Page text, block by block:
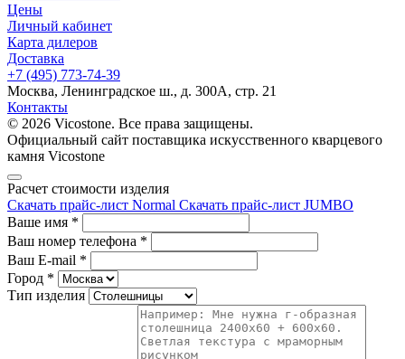
Цены
Личный кабинет
Карта дилеров
Доставка
+7 (495) 773-74-39
Москва, Ленинградское ш., д. 300А, стр. 21
Контакты
© 2026 Vicostone. Все права защищены.
Официальный сайт поставщика искусственного кварцевого
камня Vicostone
Расчет стоимости изделия
Скачать прайс-лист Normal Скачать прайс-лист JUMBO
Ваше имя *
Ваш номер телефона *
Ваш E-mail *
Город *
Тип изделия